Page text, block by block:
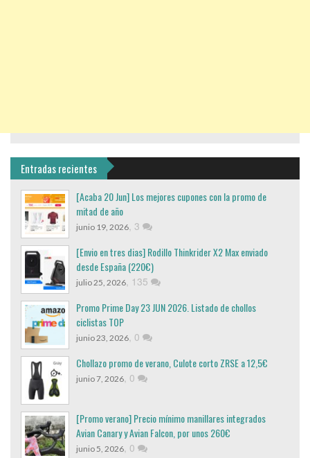
Entradas recientes
[Acaba 20 Jun] Los mejores cupones con la promo de
mitad de año
junio 19, 2026, 3
[Envio en tres dias] Rodillo Thinkrider X2 Max enviado
desde España (220€)
julio 25, 2026, 135
Promo Prime Day 23 JUN 2026. Listado de chollos
ciclistas TOP
junio 23, 2026, 0
Chollazo promo de verano, Culote corto ZRSE a 12,5€
junio 7, 2026, 0
[Promo verano] Precio mínimo manillares integrados
Avian Canary y Avian Falcon, por unos 260€
junio 5, 2026, 0